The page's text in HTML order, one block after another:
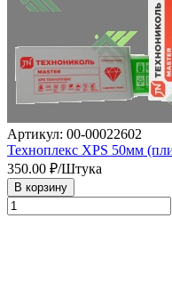
Артикул: 00-00022602
Техноплекс XPS 50мм
350.00 ₽/Штука
В корзину